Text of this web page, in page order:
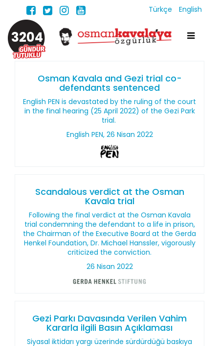
Türkçe English
3204
Osman Kavala and Gezi trial co-
defendants sentenced
English PEN is devastated by the ruling of the court
in the final hearing (25 April 2022) of the Gezi Park
trial.
English PEN, 26 Nisan 2022
Scandalous verdict at the Osman
Kavala trial
Following the final verdict at the Osman Kavala
trial condemning the defendant to a life in prison,
the Chairman of the Executive Board at the Gerda
Henkel Foundation, Dr. Michael Hanssler, vigorously
criticized the conviction.
26 Nisan 2022
Gezi Parkı Davasında Verilen Vahim
Kararla ilgili Basın Açıklaması
Siyasal iktidarı yargı üzerinde sürdürdüğü baskıya